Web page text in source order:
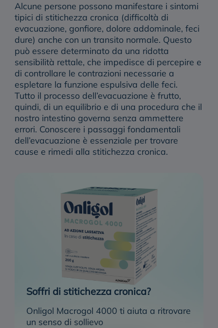
Alcune persone possono manifestare i sintomi
tipici di stitichezza cronica (difficoltà di
evacuazione, gonfiore, dolore addominale, feci
dure) anche con un transito normale. Questo
può essere determinato da una ridotta
sensibilità rettale, che impedisce di percepire e
di controllare le contrazioni necessarie a
espletare la funzione espulsiva delle feci.
Tutto il processo dell’evacuazione è frutto,
quindi, di un equilibrio e di una procedura che il
nostro intestino governa senza ammettere
errori. Conoscere i passaggi fondamentali
dell’evacuazione è essenziale per trovare
cause e rimedi alla stitichezza cronica.
Soffri di stitichezza cronica?
Onligol Macrogol 4000 ti aiuta a ritrovare
un senso di sollievo